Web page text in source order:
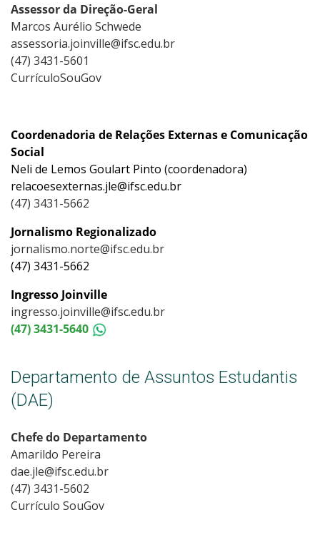
Assessor da Direção-Geral
Marcos Aurélio Schwede
assessoria.joinville@ifsc.edu.br
(47) 3431-5601
CurrículoSouGov
Coordenadoria de Relações Externas e Comunicação
Social
Neli de Lemos Goulart Pinto (coordenadora)
relacoesexternas.jle@ifsc.edu.br
(47) 3431-5662
Jornalismo Regionalizado
jornalismo.norte@ifsc.edu.br
(47) 3431-5662
Ingresso Joinville
ingresso.joinville@ifsc.edu.br
(47) 3431-5640
Departamento de Assuntos Estudantis
(DAE)
Chefe do Departamento
Amarildo Pereira
dae.jle@ifsc.edu.br
(47) 3431-5602
Currículo SouGov